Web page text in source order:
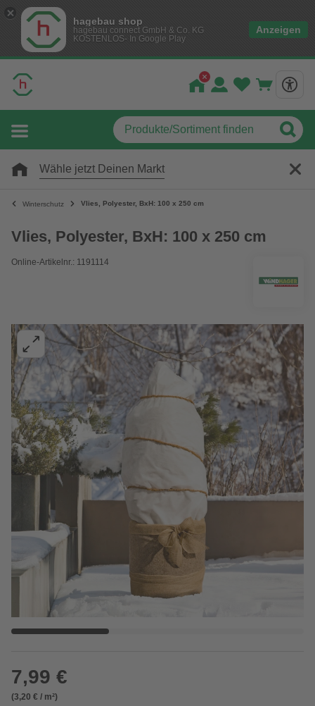
hagebau shop
hagebau connect GmbH & Co. KG
KOSTENLOS- In Google Play
Anzeigen
Wähle jetzt Deinen Markt
Winterschutz Vlies, Polyester, BxH: 100 x 250 cm
Vlies, Polyester, BxH: 100 x 250 cm
Online-Artikelnr.: 1191114
7,99 €
(3,20 € / m²)